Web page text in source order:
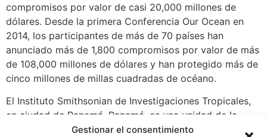
Gestionar el consentimiento
compromisos por valor de casi 20,000 millones de
dólares. Desde la primera Conferencia Our Ocean en
2014, los participantes de más de 70 países han
anunciado más de 1,800 compromisos por valor de más
de 108,000 millones de dólares y han protegido más de
cinco millones de millas cuadradas de océano.
El Instituto Smithsonian de Investigaciones Tropicales,
en ciudad de Panamá, Panamá, es una unidad de la
Institución Smithsonian. El Instituto promueve la